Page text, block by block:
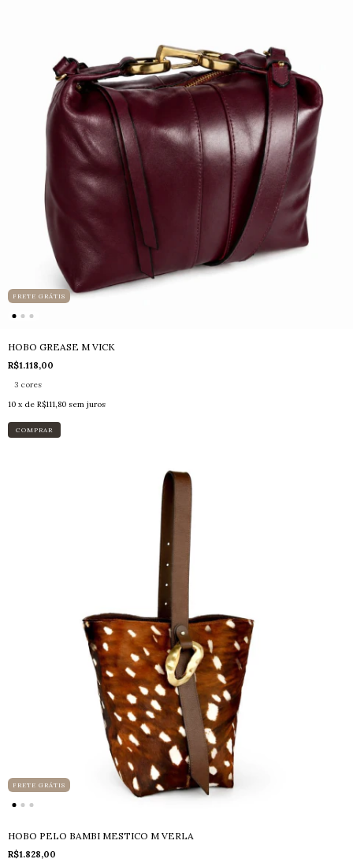
FRETE GRÁTIS
HOBO GREASE M VICK
R$1.118,00
3 cores
10 x de R$111,80 sem juros
COMPRAR
FRETE GRÁTIS
HOBO PELO BAMBI MESTICO M VERLA
R$1.828,00